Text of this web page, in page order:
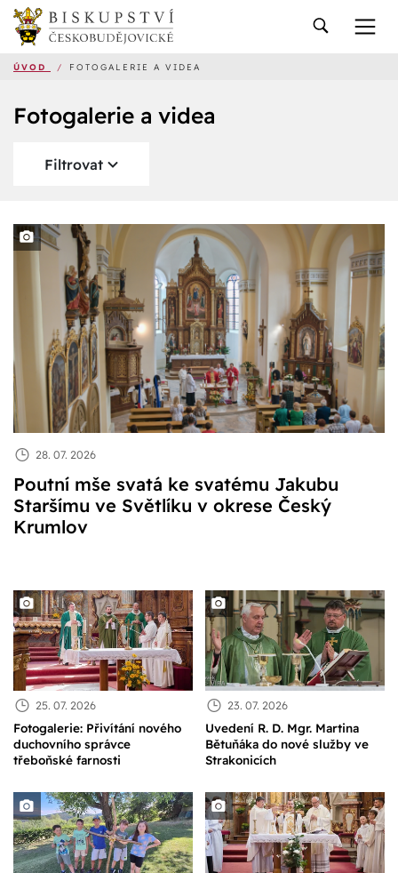
ÚVOD / FOTOGALERIE A VIDEA
Fotogalerie a videa
Filtrovat
28. 07. 2026
Poutní mše svatá ke svatému Jakubu
Staršímu ve Světlíku v okrese Český
Krumlov
25. 07. 2026
Fotogalerie: Přivítání nového
duchovního správce
třeboňské farnosti
23. 07. 2026
Uvedení R. D. Mgr. Martina
Bětuňáka do nové služby ve
Strakonicích